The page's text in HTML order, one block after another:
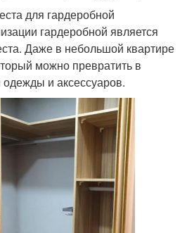
для гардеробной
гардеробной является
Даже в небольшой квартире
можно превратить в
и аксессуаров.